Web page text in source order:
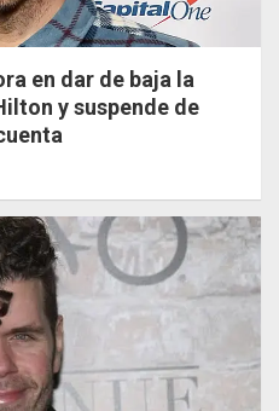
en dar de baja la
y suspende de